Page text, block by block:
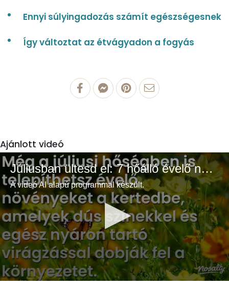
Ennyi súlyingadozás számít egészségesnek
Így változtat az étvágyadon a fogyás
Ajánlott videó
Júliusban ültesd el: 7 hőálló évelő növény a színes és buja kertért
A videó AI alapú programmal készült.